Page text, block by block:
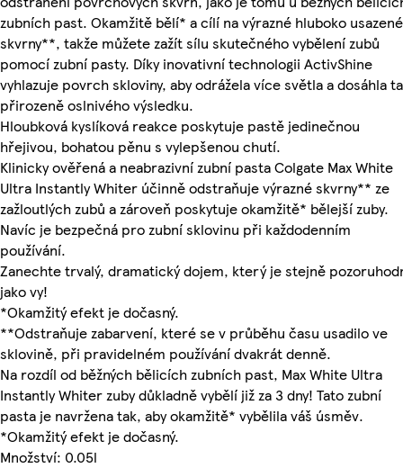
zubních past. Okamžitě bělí* a cílí na výrazné hluboko usazené
skvrny**, takže můžete zažít sílu skutečného vybělení zubů
pomocí zubní pasty. Díky inovativní technologii ActivShine
vyhlazuje povrch skloviny, aby odrážela více světla a dosáhla
přirozeně oslnivého výsledku.
Hloubková kyslíková reakce poskytuje pastě jedinečnou
hřejivou, bohatou pěnu s vylepšenou chutí.
Klinicky ověřená a neabrazivní zubní pasta Colgate Max White
Ultra Instantly Whiter účinně odstraňuje výrazné skvrny** ze
zažloutlých zubů a zároveň poskytuje okamžitě* bělejší zuby.
Navíc je bezpečná pro zubní sklovinu při každodenním
používání.
Zanechte trvalý, dramatický dojem, který je stejně
jako vy!
*Okamžitý efekt je dočasný.
**Odstraňuje zabarvení, které se v průběhu času usadilo ve
sklovině, při pravidelném používání dvakrát denně.
Na rozdíl od běžných bělicích zubních past, Max White Ultra
Instantly Whiter zuby důkladně vybělí již za 3 dny! Tato zubní
pasta je navržena tak, aby okamžitě* vybělila váš úsměv.
*Okamžitý efekt je dočasný.
Množství: 0.05l